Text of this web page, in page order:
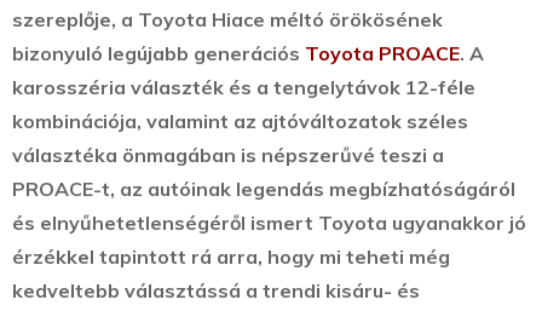
szereplője, a Toyota Hiace méltó örökösének
bizonyuló legújabb generációs Toyota PROACE. A
karosszéria választék és a tengelytávok 12-féle
kombinációja, valamint az ajtóváltozatok széles
választéka önmagában is népszerűvé teszi a
PROACE-t, az autóinak legendás megbízhatóságáról
és elnyűhetetlenségéről ismert Toyota ugyanakkor jó
érzékkel tapintott rá arra, hogy mi teheti még
kedveltebb választássá a trendi kisáru- és